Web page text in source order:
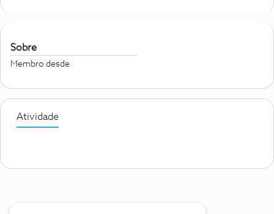
Sobre
Membro desde
Atividade